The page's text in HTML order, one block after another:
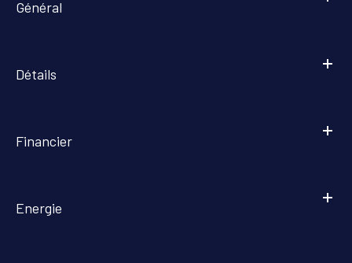
Général
Détails
Financier
Energie